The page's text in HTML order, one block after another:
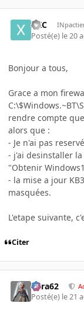
XXC
Posté(e) le 20
Bonjour a tous,
Grace a mon
rendre compte
alors que :
- Je n'ai pas
- j'ai desinstaller
"Obtenir
- la mise a jour
masquées.
L'etape suivante,
Citer
Cara62
Posté(e) le 21